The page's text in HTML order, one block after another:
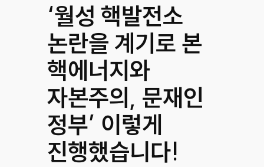
‘월성 핵발전소
논란을 계기로 본
핵에너지와
자본주의, 문재인
정부’ 이렇게
진행했습니다!